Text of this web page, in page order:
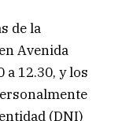
de la
Avenida
a 12.30, y los
(DNI)